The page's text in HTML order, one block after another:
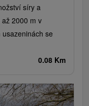
síry a
2000 m v
se
0.08 Km